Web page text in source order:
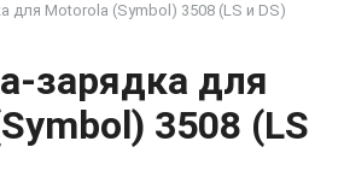
для Motorola (Symbol) 3508 (LS и DS)
зарядка для
3508 (LS